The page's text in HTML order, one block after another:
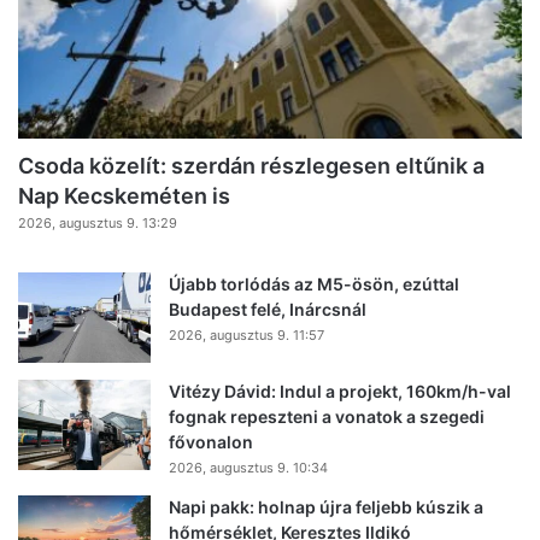
Csoda közelít: szerdán részlegesen eltűnik a
Nap Kecskeméten is
2026, augusztus 9. 13:29
Újabb torlódás az M5-ösön, ezúttal
Budapest felé, Inárcsnál
2026, augusztus 9. 11:57
Vitézy Dávid: Indul a projekt, 160km/h-val
fognak repeszteni a vonatok a szegedi
fővonalon
2026, augusztus 9. 10:34
Napi pakk: holnap újra feljebb kúszik a
hőmérséklet, Keresztes Ildikó